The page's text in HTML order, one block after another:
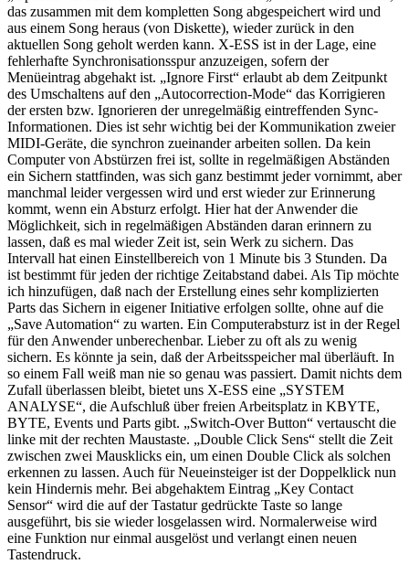
das zusammen mit dem kompletten Song abgespeichert wird und
aus einem Song heraus (von Diskette), wieder zurück in den
aktuellen Song geholt werden kann. X-ESS ist in der Lage, eine
fehlerhafte Synchronisationsspur anzuzeigen, sofern der
Menüeintrag abgehakt ist. „Ignore First“ erlaubt ab dem Zeitpunkt
des Umschaltens auf den „Autocorrection-Mode“ das Korrigieren
der ersten bzw. Ignorieren der unregelmäßig eintreffenden Sync-
Informationen. Dies ist sehr wichtig bei der Kommunikation zweier
MIDI-Geräte, die synchron zueinander arbeiten sollen. Da kein
Computer von Abstürzen frei ist, sollte in regelmäßigen Abständen
ein Sichern stattfinden, was sich ganz bestimmt jeder vornimmt, aber
manchmal leider vergessen wird und erst wieder zur Erinnerung
kommt, wenn ein Absturz erfolgt. Hier hat der Anwender die
Möglichkeit, sich in regelmäßigen Abständen daran erinnern zu
lassen, daß es mal wieder Zeit ist, sein Werk zu sichern. Das
Intervall hat einen Einstellbereich von 1 Minute bis 3 Stunden. Da
ist bestimmt für jeden der richtige Zeitabstand dabei. Als Tip möchte
ich hinzufügen, daß nach der Erstellung eines sehr komplizierten
Parts das Sichern in eigener Initiative erfolgen sollte, ohne auf die
„Save Automation“ zu warten. Ein Computerabsturz ist in der Regel
für den Anwender unberechenbar. Lieber zu oft als zu wenig
sichern. Es könnte ja sein, daß der Arbeitsspeicher mal überläuft. In
so einem Fall weiß man nie so genau was passiert. Damit nichts dem
Zufall überlassen bleibt, bietet uns X-ESS eine „SYSTEM
ANALYSE“, die Aufschluß über freien Arbeitsplatz in KBYTE,
BYTE, Events und Parts gibt. „Switch-Over Button“ vertauscht die
linke mit der rechten Maustaste. „Double Click Sens“ stellt die Zeit
zwischen zwei Mausklicks ein, um einen Double Click als solchen
erkennen zu lassen. Auch für Neueinsteiger ist der Doppelklick nun
kein Hindernis mehr. Bei abgehaktem Eintrag „Key Contact
Sensor“ wird die auf der Tastatur gedrückte Taste so lange
ausgeführt, bis sie wieder losgelassen wird. Normalerweise wird
eine Funktion nur einmal ausgelöst und verlangt einen neuen
Tastendruck.